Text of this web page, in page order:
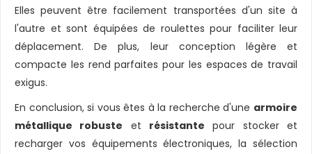
Elles peuvent être facilement transportées d'un site à
l'autre et sont équipées de roulettes pour faciliter leur
déplacement. De plus, leur conception légère et
compacte les rend parfaites pour les espaces de travail
exigus.
En conclusion, si vous êtes à la recherche d'une armoire
métallique robuste et résistante pour stocker et
recharger vos équipements électroniques, la sélection